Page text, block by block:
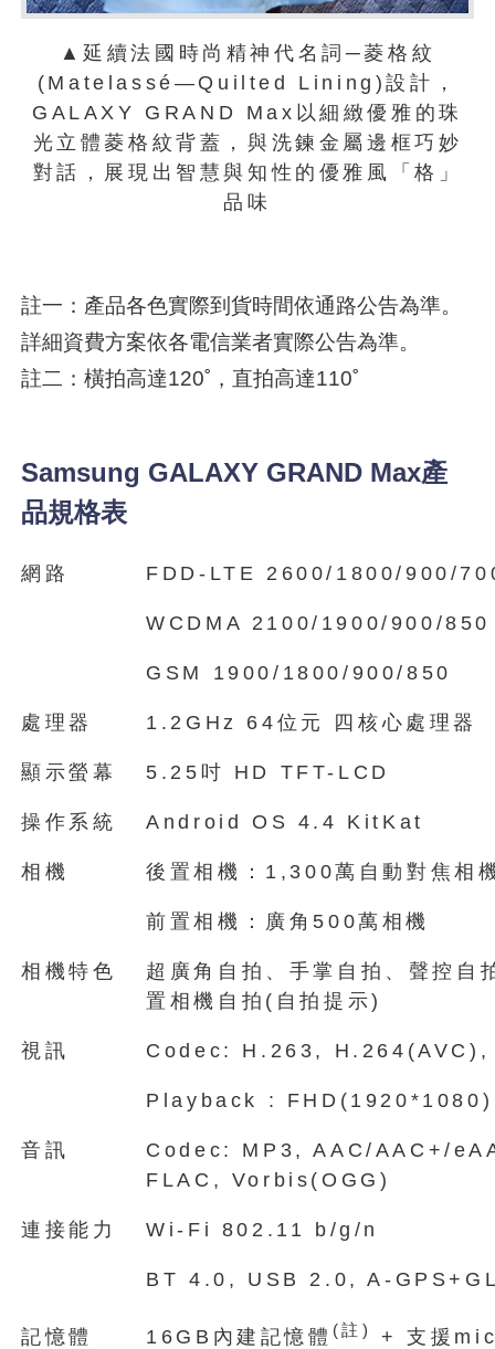
▲延續法國時尚精神代名詞─菱格紋
(Matelassé—Quilted Lining)設計，
GALAXY GRAND Max以細緻優雅的珠
光立體菱格紋背蓋，與洗鍊金屬邊框巧妙
對話，展現出智慧與知性的優雅風「格」
品味
註一：產品各色實際到貨時間依通路公告為準。
詳細資費方案依各電信業者實際公告為準。
註二：橫拍高達120˚，直拍高達110˚
Samsung GALAXY GRAND Max產
品規格表
網路 FDD-LTE 2600/1800/900/
WCDMA 2100/1900/900/850
GSM 1900/1800/900/850
處理器 1.2GHz 64位元 四核心處理器
顯示螢幕 5.25吋 HD TFT-LCD
操作系統 Android OS 4.4 KitKat
相機 後置相機：1,300萬自動對焦相
前置相機：廣角500萬相機
相機特色
超廣角自拍、手掌自拍、聲控自
置相機自拍(自拍提示)
視訊 Codec: H.263, H.264(AVC),
Playback :
音訊
Codec: MP3, AAC/AAC+/
FLAC, Vorbis(OGG)
連接能力 Wi-Fi 802.11 b/g/n
BT 4.0, USB 2.0, A-
記憶體 16GB內建記憶體 (註 )
+ 支援